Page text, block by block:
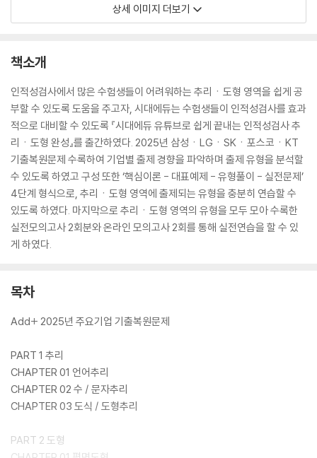
상세 이미지 더보기
책소개
인적성검사에서 많은 수험생들이 어려워하는 추리ㆍ도형 영역을 쉽게 공
부할 수 있도록 도움을 주고자, 시대에듀는 수험생들이 인적성검사를 효과
적으로 대비할 수 있도록 『시대에듀 유튜브로 쉽게 끝내는 인적성검사 추
리ㆍ도형 완성』를 출간하였다. 2025년 삼성ㆍLGㆍSKㆍ포스코ㆍKT
기출복원문제 수록하여 기업별 출제 경향을 파악하며 출제 유형을 분석할
수 있도록 하였고 구성 또한 ‘핵심이론 - 대표예제 - 유형풀이 - 실전문제’
4단계 형식으로, 추리ㆍ도형 영역에 출제되는 유형을 충분히 연습할 수
있도록 하였다. 마지막으로 추리ㆍ도형 영역의 유형을 모두 모아 수록한
실전모의고사 2회분와 온라인 모의고사 2회를 통해 실전연습을 할 수 있
게 하였다.
목차
Add+ 2025년 주요기업 기출복원문제
PART 1 추리
CHAPTER 01 언어추리
CHAPTER 02 수 / 문자추리
CHAPTER 03 도식 / 도형추리
PART 2 도형